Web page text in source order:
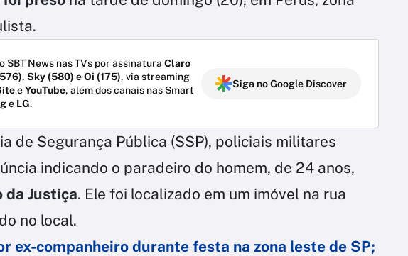
SBT News nas TVs por assinatura Claro
, Sky (580) eOi (175), via streaming
eYouTube, além dos canais nas Smart
e LG.
Siga no Google Discover
de Segurança Pública (SSP), policiais militares
indicando o paradeiro do homem, de 24 anos,
da Justiça. Ele foi localizado em um imóvel na rua
no local.
ex-companheiro durante festa na zona leste de SP;